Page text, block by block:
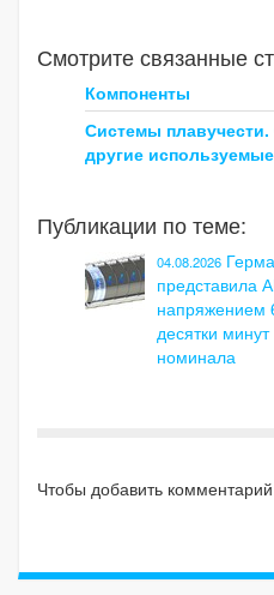
Смотрите связанные
Компоненты
Системы плавучести.
другие
Публикации по теме:
04.08.2026
представила
напряжением
десятки
номинала
Чтобы добавить